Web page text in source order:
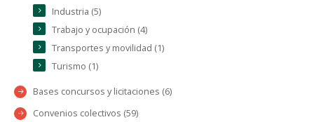
Industria (5)
Trabajo y ocupación (4)
Transportes y movilidad (1)
Turismo (1)
Bases concursos y licitaciones (6)
Convenios colectivos (59)